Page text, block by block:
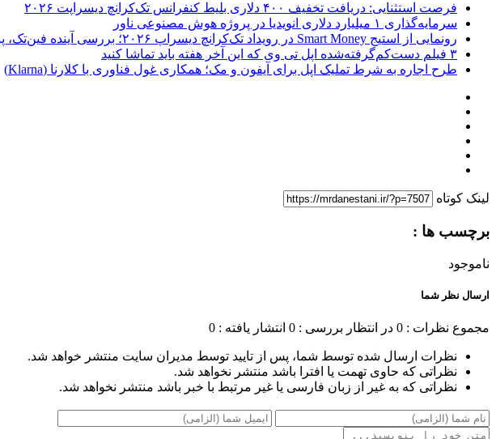
فرصت استثنایی: دریافت تخفیف ۴۰۰ دلاری بلیط کنفرانس تک‌کرانچ دیسراپت ۲۰۲۶
سرمایه‌گذاری ۱ میلیارد دلاری انویدیا در پروژه هوش مصنوعی ناور
رونمایی از استیج Smart Money در رویداد تک‌کرانچ دیسراپ ۲۰۲۶؛ بررسی آینده فین‌تک، پرداخت‌ ها و هوش مصنوعی
۳ فیلم دست‌کم‌گرفته‌شده اپل تی وی که این آخر هفته باید تماشا کنید
طرح اجاره به شرط تملیک اپل برای آیفون و مک؛ همکاری غول فناوری با کلارنا (Klarna)
لینک کوتاه
برچسب ها :
ناموجود
ارسال نظر شما
مجموع نظرات : 0 در انتظار بررسی : 0 انتشار یافته : 0
نظرات ارسال شده توسط شما، پس از تایید توسط مدیران سایت منتشر خواهد شد.
نظراتی که حاوی تهمت یا افترا باشد منتشر نخواهد شد.
نظراتی که به غیر از زبان فارسی یا غیر مرتبط با خبر باشد منتشر نخواهد شد.